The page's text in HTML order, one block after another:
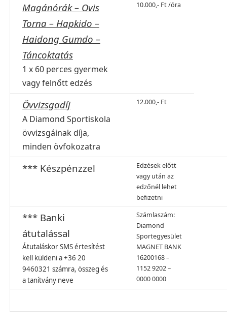
Magánórák – Ovis
Torna – Hapkido –
Haidong Gumdo –
Táncoktatás
1 x 60 perces gyermek
vagy felnőtt edzés
10.000,- Ft /óra
Övvizsgadíj
A Diamond Sportiskola
övvizsgáinak díja,
minden övfokozatra
12.000,- Ft
*** Készpénzzel
Edzések előtt
vagy után az
edzőnél lehet
befizetni
*** Banki
átutalással
Átutaláskor SMS értesítést
kell küldeni a +36 20
9460321 számra, összeg és
a tanítvány neve
Számlaszám:
Diamond
Sportegyesület
MAGNET BANK
16200168 –
1152 9202 –
0000 0000